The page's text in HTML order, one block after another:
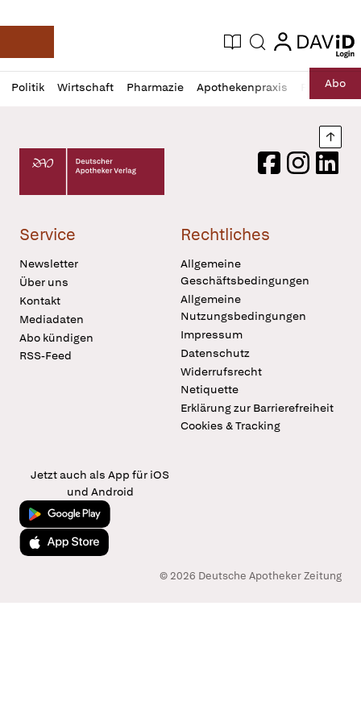
Deutsche Apotheker Zeitung
Aktuelle Ausgabe
Suche login
login
Politik Wirtschaft Pharmazie Apothekenpraxis RechtAbo
Profil
öffnen
Daz
Pur
Deutscher Apotheker Verlag Logo
FacebookInstagram
Service
Newsletter
Über uns
Kontakt
Mediadaten
Abo kündigen
RSS-Feed
Rechtliches
Allgemeine
Geschäftsbedingungen
Allgemeine
Nutzungsbedingungen
Impressum
Datenschutz
Widerrufsrecht
Netiquette
Erklärung zur Barrierefreiheit
Cookies & Tracking
Jetzt auch als App für iOS
und Android
Jetzt bei Google Play
Laden im App Store
© 2026 Deutsche Apotheker Zeitung